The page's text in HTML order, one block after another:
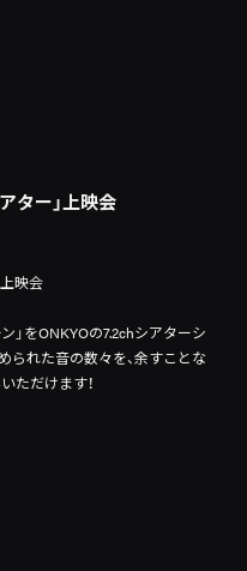
ター」上映会
映会
」をONKYOの7.2chシアターシ
られた音の数々を、余すことな
ただけます！